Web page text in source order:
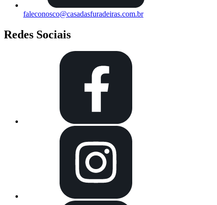
faleconosco@casadasfuradeiras.com.br
Redes Sociais